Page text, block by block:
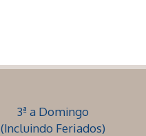
3ª a Domingo
(Incluindo Feriados)